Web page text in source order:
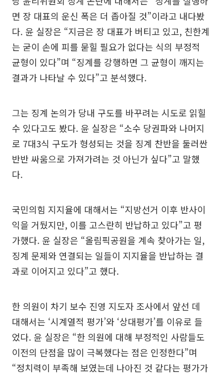
면 장 대표의 운신 폭은 더 좁아질 것”이라고 내다봤
다. 윤 실장은 “지금은 장 대표가 버티고 있고, 친한계
는 굳이 손에 피를 묻힐 필요가 없다는 식의 부정적
균형이 있다”며 “징계를 강행하면 그 균형이 깨지는
결과가 나타날 수 있다”고 분석했다.
그는 징계 논의가 당내 구도를 바꾸려는 시도로 읽힐
수 있다고도 봤다. 윤 실장은 “소수 당권파와 나머지
로 7대3식 구도가 형성되는 것을 징계 찬반을 둘러싼
반반 싸움으로 가져가려는 것 아닌가 싶다”고 말했
다.
국민의힘 지지율에 대해서는 “지방선거 이후 반사이
익을 거뒀지만, 이를 고스란히 반납하고 있다”고 평
가했다. 윤 실장은 “올림픽공원을 계속 찾아가는 일,
징계 문제와 연결되는 일들이 지지율을 반납하는 결
과로 이어지고 있다”고 했다.
한 의원이 차기 보수 진영 지도자 조사에서 앞선 데
대해서는 ‘시계열적 평가’와 ‘상대평가’를 이유로 들
었다. 윤 실장은 “한 의원에 대해 부정적인 사람들도
이전의 단점을 많이 극복했다는 점은 인정한다”며
“정치력이 부족해 보였는데 나아진 것 같다는 평가가